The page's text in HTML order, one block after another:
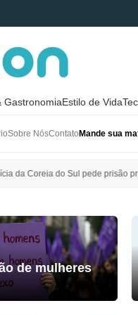
GastronomiaEstilo de Vida
Sobre NósContato Mande sua
preventiva de Bang Si-hyuk,
de mulheres